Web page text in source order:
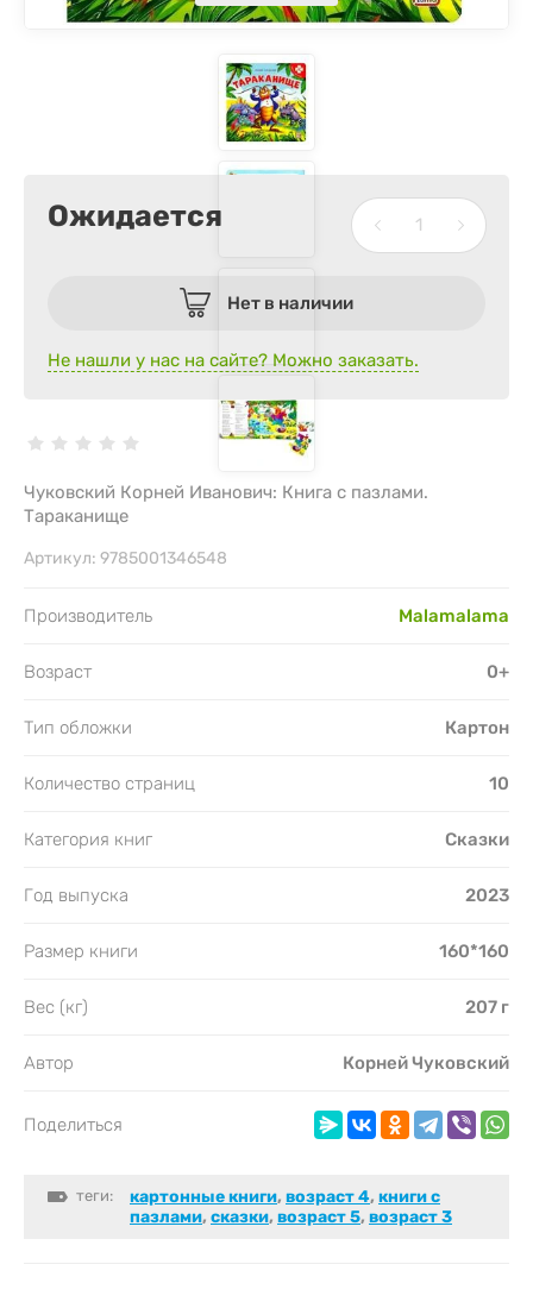
Ожидается
Нет в наличии
Не нашли у нас на сайте? Можно заказать.
Чуковский Корней Иванович: Книга с пазлами.
Тараканище
Артикул: 9785001346548
Производитель Malamalama
Возраст 0+
Тип обложки Картон
Количество страниц 10
Категория книг Сказки
Год выпуска 2023
Размер книги 160*160
Вес (кг) 207 г
Автор Корней Чуковский
Поделиться
теги: картонные книги, возраст 4, книги с
пазлами, сказки, возраст 5, возраст 3